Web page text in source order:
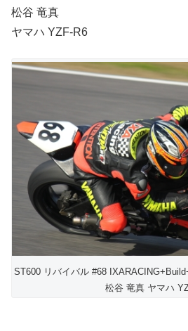
松谷 竜真
ヤマハ YZF-R6
ST600 リバイバル #68
松谷 竜真 ヤマハ